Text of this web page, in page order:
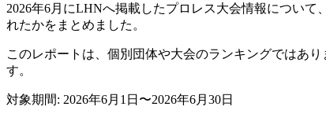
2026年6月にLHNへ掲載したプロレス大会情報につい
れたかをまとめました。
このレポートは、個別団体や大会のランキングではあ
す。
対象期間: 2026年6月1日〜2026年6月30日